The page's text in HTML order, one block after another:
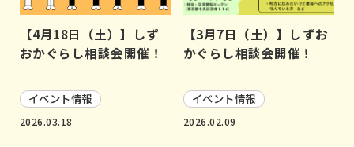
【4月18日（土）】しず
おかぐらし相談会開催！
イベント情報
2026.03.18
【3月7日（土）】しずお
かぐらし相談会開催！
イベント情報
2026.02.09